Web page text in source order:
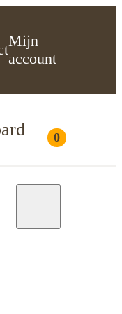
Mijn
account
0